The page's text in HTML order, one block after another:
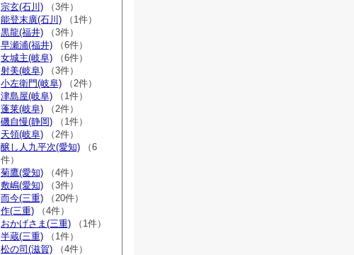
宗玄(石川) （3件）
能登末廣(石川) （1件）
黒龍(福井) （3件）
早瀬浦(福井) （6件）
女城主(岐阜) （6件）
射美(岐阜) （3件）
小左衛門(岐阜) （2件）
津島屋(岐阜) （1件）
蓬莱(岐阜) （2件）
磯自慢(静岡) （1件）
天領(岐阜) （2件）
醸し人九平次(愛知) （6
件）
菊鷹(愛知) （4件）
敷嶋(愛知) （3件）
而今(三重) （20件）
作(三重) （4件）
おかげさま(三重) （1件）
半蔵(三重) （1件）
松の司(滋賀) （4件）